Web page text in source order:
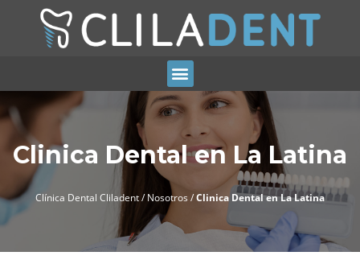
Clinica Dental en La Latina
Clínica Dental Cliladent/Nosotros/Clinica Dental en La Latina